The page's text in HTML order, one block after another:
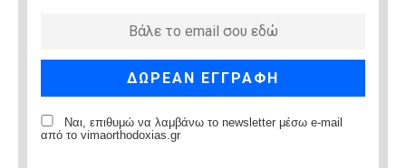
Ναι, επιθυμώ να λαμβάνω το newsletter μέσω e-mail
από το vimaorthodoxias.gr